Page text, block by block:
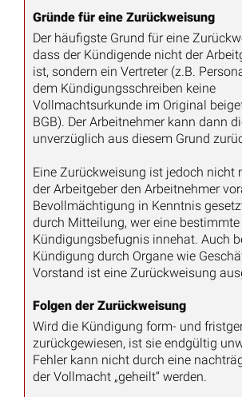
Gründe für eine Zurückweisung
Der häufigste Grund für eine
dass der Kündigende nicht der
ist, sondern ein Vertreter (z.B.
dem Kündigungsschreiben keine
Vollmachtsurkunde im Original
BGB). Der Arbeitnehmer kann dann
unverzüglich aus diesem Grund
Eine Zurückweisung ist jedoch nicht
der Arbeitgeber den Arbeitnehmer
Bevollmächtigung in Kenntnis
durch Mitteilung, wer eine
Kündigungsbefugnis innehat. Auch
Kündigung durch Organe wie
Vorstand ist eine Zurückweisung
Folgen der Zurückweisung
Wird die Kündigung form- und
zurückgewiesen, ist sie endgültig
Fehler kann nicht durch eine
der Vollmacht „geheilt“ werden.